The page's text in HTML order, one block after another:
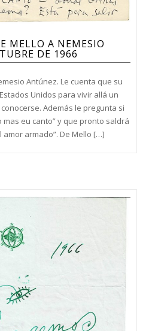
MELLO A NEMESIO
DE 1966
Antúnez. Le cuenta que su
Unidos para vivir allá un
Además le pregunta si
mas eu canto” y que pronto saldrá
amor armado”. De Mello […]